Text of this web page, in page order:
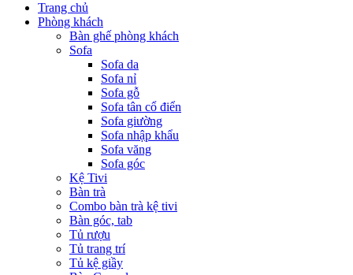
Trang chủ
Phòng khách
Bàn ghế phòng khách
Sofa
Sofa da
Sofa nỉ
Sofa gỗ
Sofa tân cổ điển
Sofa giường
Sofa nhập khẩu
Sofa văng
Sofa góc
Kệ Tivi
Bàn trà
Combo bàn trà kệ tivi
Bàn góc, tab
Tủ rượu
Tủ trang trí
Tủ kệ giầy